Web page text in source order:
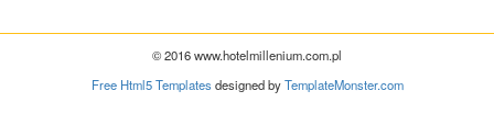
© 2016 www.hotelmillenium.com.pl
Free Html5 Templatesdesigned byTemplateMonster.com